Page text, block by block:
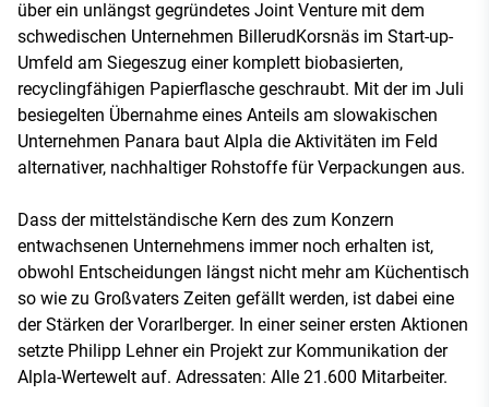
über ein unlängst gegründetes Joint Venture mit dem
schwedischen Unternehmen BillerudKorsnäs im Start-up-
Umfeld am Siegeszug einer komplett biobasierten,
recyclingfähigen Papierflasche geschraubt. Mit der im Juli
besiegelten Übernahme eines Anteils am slowakischen
Unternehmen Panara baut Alpla die Aktivitäten im Feld
alternativer, nachhaltiger Rohstoffe für Verpackungen aus.
Dass der mittelständische Kern des zum Konzern
entwachsenen Unternehmens immer noch erhalten ist,
obwohl Entscheidungen längst nicht mehr am Küchentisch
so wie zu Großvaters Zeiten gefällt werden, ist dabei eine
der Stärken der Vorarlberger. In einer seiner ersten Aktionen
setzte Philipp Lehner ein Projekt zur Kommunikation der
Alpla-Wertewelt auf. Adressaten: Alle 21.600 Mitarbeiter.